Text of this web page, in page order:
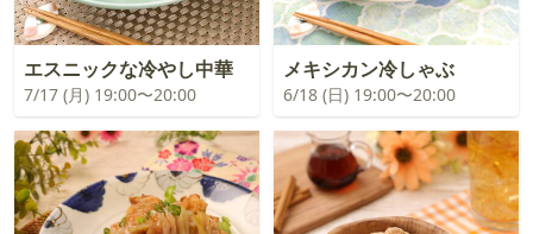
エスニックな冷やし中華
7/17 (月) 19:00〜20:00
メキシカン冷しゃぶ
6/18 (日) 19:00〜20:00